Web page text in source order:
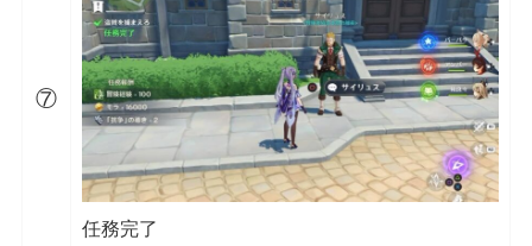
⑦
任務完了